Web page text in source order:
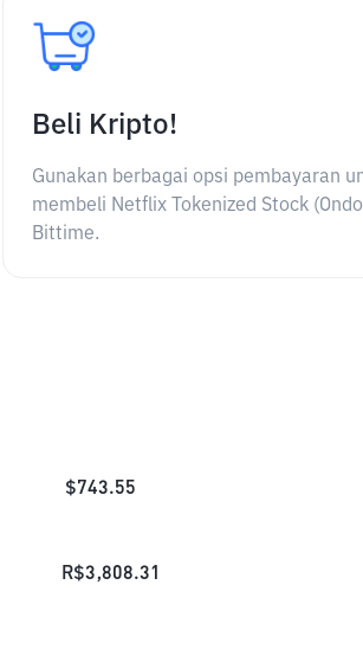
Beli Kripto!
Gunakan berbagai opsi pembayaran
membeli Netflix Tokenized Stock
Bittime.
$743.55
R$3,808.31